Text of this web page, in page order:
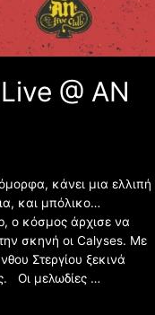
@ AN
κάνει μια ελλιπή
και μπόλικο…
ο κόσμος άρχισε να
σκηνή οι Calyses. Με
Στεργίου ξεκινά
Οι μελωδίες …